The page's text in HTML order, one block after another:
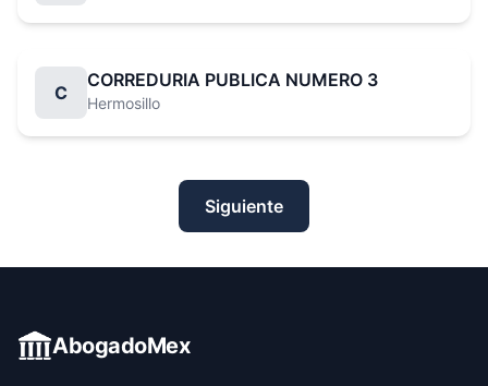
C
CORREDURIA PUBLICA NUMERO 3
Hermosillo
Siguiente
AbogadoMex